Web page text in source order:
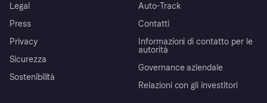
Legal
Press
Privacy
Sicurezza
Sostenibilità
Auto-Track
Contatti
Informazioni di contatto per le
autorità
Governance aziendale
Relazioni con gli investitori